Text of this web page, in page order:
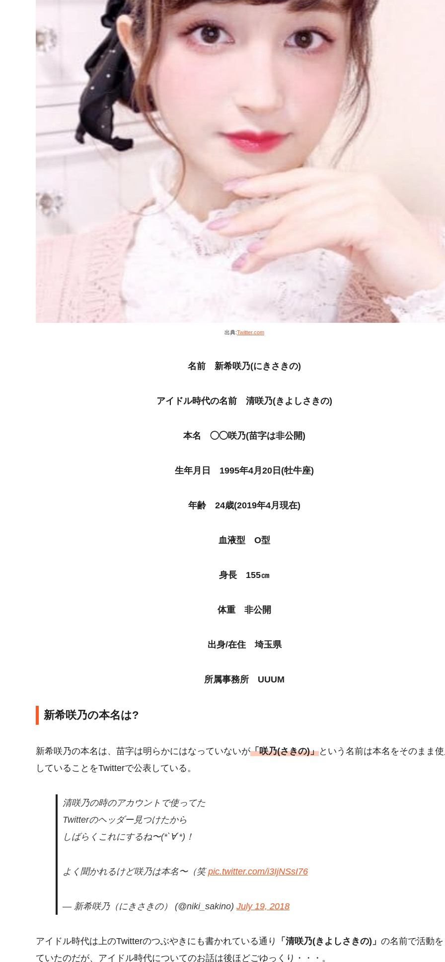
出典:Twitter.com
名前 新希咲乃(にきさきの)
アイドル時代の名前 清咲乃(きよしさきの)
本名 ◯◯咲乃(苗字は非公開)
生年月日 1995年4月20日(牡牛座)
年齢 24歳(2019年4月現在)
血液型 O型
身長 155㎝
体重 非公開
出身/在住 埼玉県
所属事務所 UUUM
新希咲乃の本名は?
新希咲乃の本名は、苗字は明らかにはなっていないが「咲乃(さきの)」という名前は本名をそのまま
していることをTwitterで公表している。
清咲乃の時のアカウントで使ってた
Twitterのヘッダー見つけたから
しばらくこれにするね〜(*`∀´*)！
よく聞かれるけど咲乃は本名〜（笑pic.twitter.com/i3IjNSsI76
— 新希咲乃（にきさきの） (@niki_sakino)July 19, 2018
アイドル時代は上のTwitterのつぶやきにも書かれている通り 「清咲乃(きよしさきの)」 の名前で活動
ていたのだが、アイドル時代についてのお話は後ほどごゆっくり・・・。